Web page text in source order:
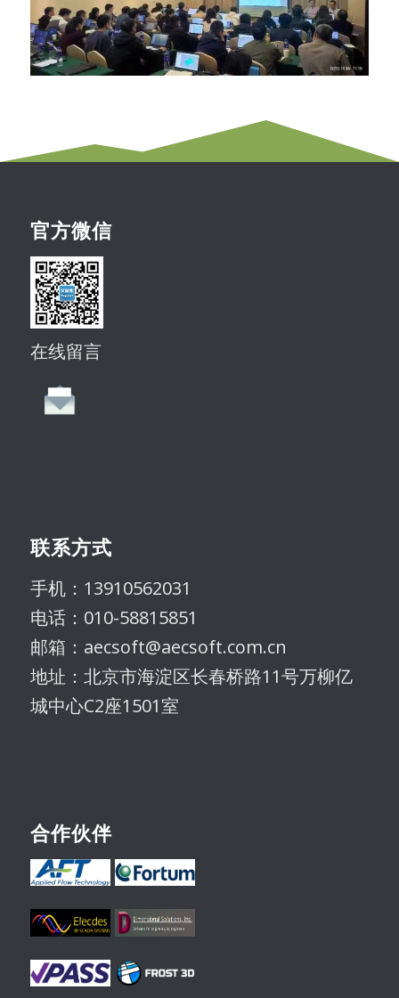
官方微信
在线留言
联系方式
手机：13910562031
电话：010-58815851
邮箱：aecsoft@aecsoft.com.cn
地址：北京市海淀区长春桥路11号万柳亿
城中心C2座1501室
合作伙伴